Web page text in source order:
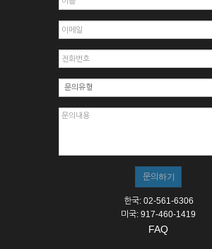
한국: 02-561-6306
미국: 917-460-1419
FAQ